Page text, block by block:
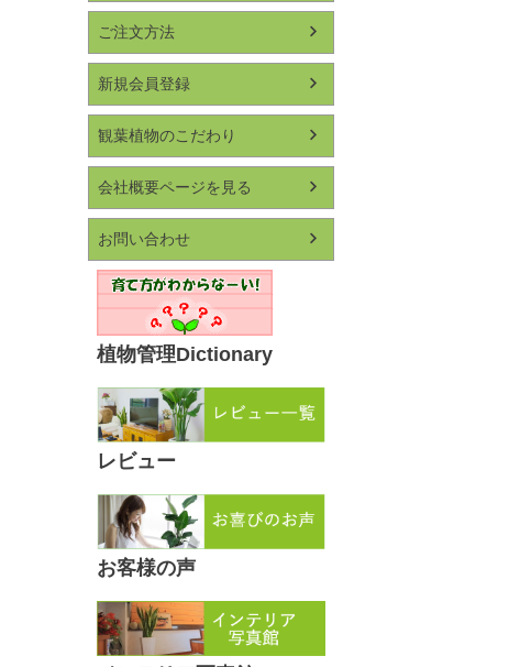
ご注文方法
新規会員登録
観葉植物のこだわり
会社概要ページを見る
お問い合わせ
植物管理Dictionary
レビュー
お客様の声